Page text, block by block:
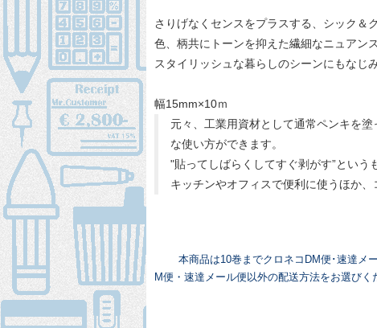
さりげなくセンスをプラスする、シック＆
色、柄共にトーンを抑えた繊細なニュアン
スタイリッシュな暮らしのシーンにもなじ
幅15mm×10ｍ
元々、工業用資材として通常ペンキを
な使い方ができます。
"貼ってしばらくしてすぐ剥がす”という
キッチンやオフィスで便利に使うほか、
本商品は10巻までクロネコDM便･速達メ
M便・速達メール便以外の配送方法をお選びく